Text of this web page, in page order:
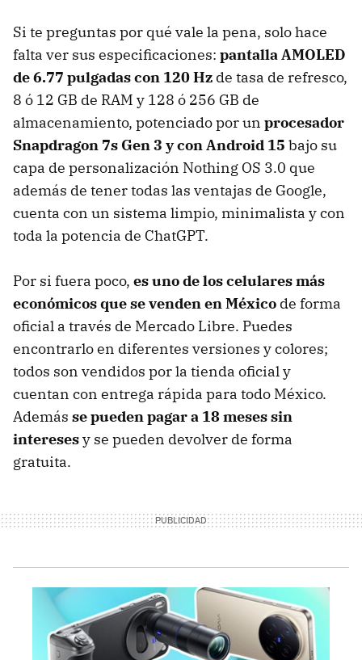
Si te preguntas por qué vale la pena, solo hace
falta ver sus especificaciones: pantalla AMOLED
de 6.77 pulgadas con 120 Hz de tasa de refresco,
8 ó 12 GB de RAM y 128 ó 256 GB de
almacenamiento, potenciado por un procesador
Snapdragon 7s Gen 3 y con Android 15 bajo su
capa de personalización Nothing OS 3.0 que
además de tener todas las ventajas de Google,
cuenta con un sistema limpio, minimalista y con
toda la potencia de ChatGPT.
Por si fuera poco, es uno de los celulares más
económicos que se venden en México de forma
oficial a través de Mercado Libre. Puedes
encontrarlo en diferentes versiones y colores;
todos son vendidos por la tienda oficial y
cuentan con entrega rápida para todo México.
Además se pueden pagar a 18 meses sin
interesesy se pueden devolver de forma
gratuita.